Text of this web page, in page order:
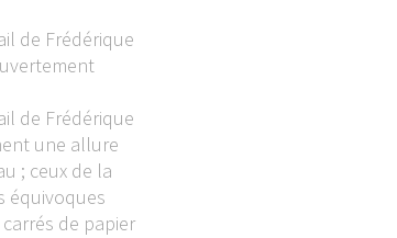
de Frédérique
de Frédérique
une allure
; ceux de la
équivoques
de papier